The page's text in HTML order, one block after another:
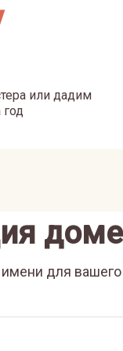
или дадим
год
для вашего